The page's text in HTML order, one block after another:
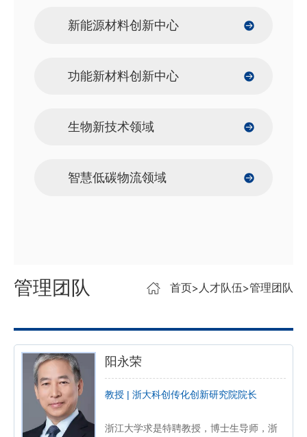
新能源材料创新中心
功能新材料创新中心
生物新技术领域
智慧低碳物流领域
管理团队 首页 人才队伍 管理团队
阳永荣
教授 | 浙大科创传化创新研究院院长
浙江大学求是特聘教授，博士生导师，浙